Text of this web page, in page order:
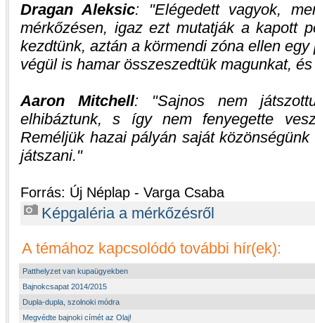
Dragan Aleksic:
Elégedett vagyok,
mérkőzésen, igaz ezt mutatják a kapott
kezdtünk, aztán a körmendi zóna ellen
végül is hamar összeszedtük magunkat,
Aaron Mitchell:
Sajnos nem
elhibáztunk, s így nem fenyegette
Reméljük hazai pályán saját
játszani.
Forrás: Új Néplap - Varga Csaba
Képgaléria a mérkőzésről
A témához kapcsolódó további hír(ek):
Patthelyzet van kupaügyekben
Bajnokcsapat 2014/2015
Dupla-dupla, szolnoki módra
Megvédte bajnoki címét az Olaj!